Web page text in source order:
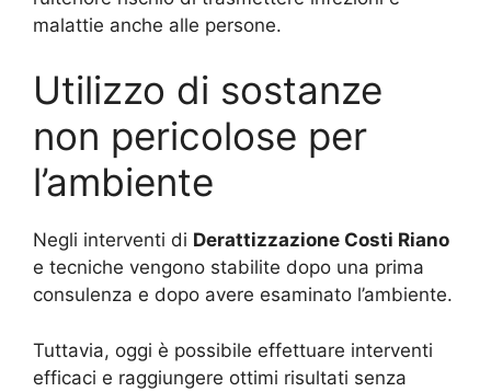
malattie anche alle persone.
Utilizzo di sostanze
non pericolose per
l’ambiente
Negli interventi di Derattizzazione Costi Riano
e tecniche vengono stabilite dopo una prima
consulenza e dopo avere esaminato l’ambiente.
Tuttavia, oggi è possibile effettuare interventi
efficaci e raggiungere ottimi risultati senza